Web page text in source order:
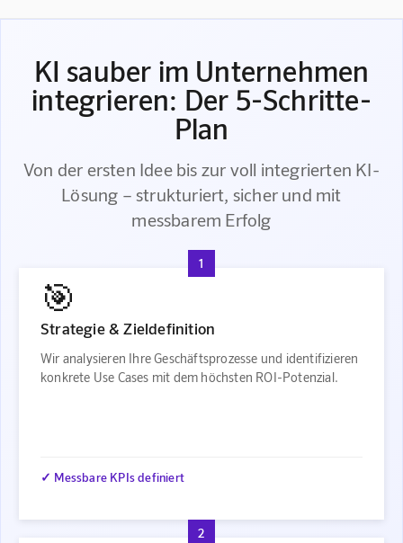
KI sauber im Unternehmen
integrieren: Der 5-Schritte-
Plan
Von der ersten Idee bis zur voll integrierten KI-
Lösung – strukturiert, sicher und mit
messbarem Erfolg
1
🎯
Strategie & Zieldefinition
Wir analysieren Ihre Geschäftsprozesse und identifizieren
konkrete Use Cases mit dem höchsten ROI-Potenzial.
✓ Messbare KPIs definiert
2